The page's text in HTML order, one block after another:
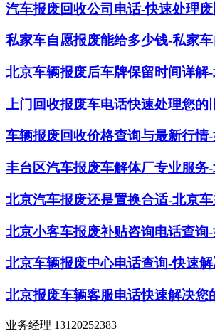
汽车报废回收公司电话-快速处理
私家车自愿报废能给多少钱-私家
北京车辆报废后车牌保留时间详解
上门回收报废车电话快速处理您的
车辆报废回收价格查询与最新行情
丰台区汽车报废车解体厂专业服
北京汽车报废还是置换合适-北京
北京小客车报废补贴咨询电话查
北京车辆报废中心电话查询-快速
北京报废车辆客服电话快速解决
业务经理 13120252383